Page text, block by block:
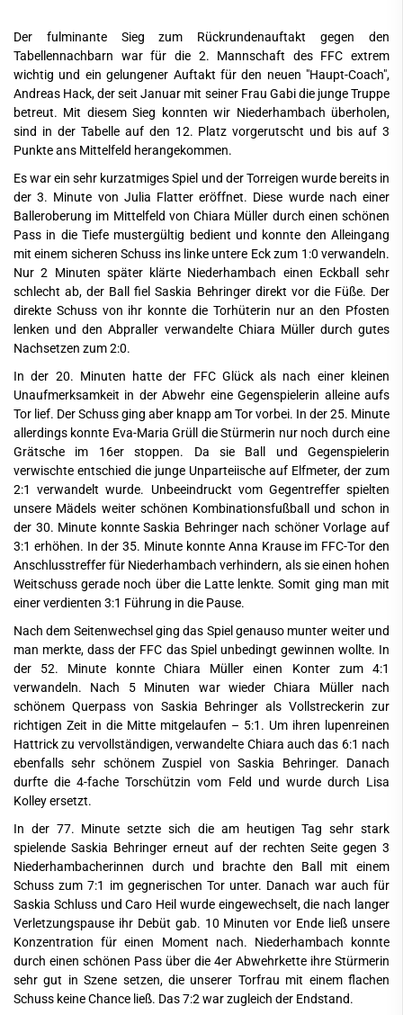
Der fulminante Sieg zum Rückrundenauftakt gegen den
Tabellennachbarn war für die 2. Mannschaft des FFC extrem
wichtig und ein gelungener Auftakt für den neuen "Haupt-Coach",
Andreas Hack, der seit Januar mit seiner Frau Gabi die junge Truppe
betreut. Mit diesem Sieg konnten wir Niederhambach überholen,
sind in der Tabelle auf den 12. Platz vorgerutscht und bis auf 3
Punkte ans Mittelfeld herangekommen.
Es war ein sehr kurzatmiges Spiel und der Torreigen wurde bereits in
der 3. Minute von Julia Flatter eröffnet. Diese wurde nach einer
Balleroberung im Mittelfeld von Chiara Müller durch einen schönen
Pass in die Tiefe mustergültig bedient und konnte den Alleingang
mit einem sicheren Schuss ins linke untere Eck zum 1:0 verwandeln.
Nur 2 Minuten später klärte Niederhambach einen Eckball sehr
schlecht ab, der Ball fiel Saskia Behringer direkt vor die Füße. Der
direkte Schuss von ihr konnte die Torhüterin nur an den Pfosten
lenken und den Abpraller verwandelte Chiara Müller durch gutes
Nachsetzen zum 2:0.
In der 20. Minuten hatte der FFC Glück als nach einer kleinen
Unaufmerksamkeit in der Abwehr eine Gegenspielerin alleine aufs
Tor lief. Der Schuss ging aber knapp am Tor vorbei. In der 25. Minute
allerdings konnte Eva-Maria Grüll die Stürmerin nur noch durch eine
Grätsche im 16er stoppen. Da sie Ball und Gegenspielerin
verwischte entschied die junge Unparteiische auf Elfmeter, der zum
2:1 verwandelt wurde. Unbeeindruckt vom Gegentreffer spielten
unsere Mädels weiter schönen Kombinationsfußball und schon in
der 30. Minute konnte Saskia Behringer nach schöner Vorlage auf
3:1 erhöhen. In der 35. Minute konnte Anna Krause im FFC-Tor den
Anschlusstreffer für Niederhambach verhindern, als sie einen hohen
Weitschuss gerade noch über die Latte lenkte. Somit ging man mit
einer verdienten 3:1 Führung in die Pause.
Nach dem Seitenwechsel ging das Spiel genauso munter weiter und
man merkte, dass der FFC das Spiel unbedingt gewinnen wollte. In
der 52. Minute konnte Chiara Müller einen Konter zum 4:1
verwandeln. Nach 5 Minuten war wieder Chiara Müller nach
schönem Querpass von Saskia Behringer als Vollstreckerin zur
richtigen Zeit in die Mitte mitgelaufen – 5:1. Um ihren lupenreinen
Hattrick zu vervollständigen, verwandelte Chiara auch das 6:1 nach
ebenfalls sehr schönem Zuspiel von Saskia Behringer. Danach
durfte die 4-fache Torschützin vom Feld und wurde durch Lisa
Kolley ersetzt.
In der 77. Minute setzte sich die am heutigen Tag sehr stark
spielende Saskia Behringer erneut auf der rechten Seite gegen 3
Niederhambacherinnen durch und brachte den Ball mit einem
Schuss zum 7:1 im gegnerischen Tor unter. Danach war auch für
Saskia Schluss und Caro Heil wurde eingewechselt, die nach langer
Verletzungspause ihr Debüt gab. 10 Minuten vor Ende ließ unsere
Konzentration für einen Moment nach. Niederhambach konnte
durch einen schönen Pass über die 4er Abwehrkette ihre Stürmerin
sehr gut in Szene setzen, die unserer Torfrau mit einem flachen
Schuss keine Chance ließ. Das 7:2 war zugleich der Endstand.